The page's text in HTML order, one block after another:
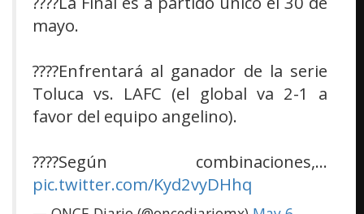
mayo.
????Enfrentará al ganador de la serie
Toluca vs. LAFC (el global va 2-1 a
favor del equipo angelino).
????Según combinaciones,…
pic.twitter.com/Kyd2vyDHhq